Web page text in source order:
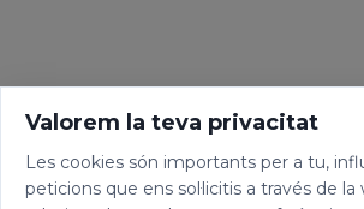
Valorem la teva privacitat
Les cookies són importants per a tu,
peticions que ens sol·licitis a través de